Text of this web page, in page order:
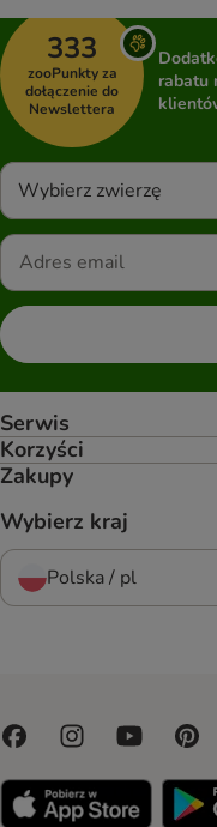
333
zooPunkty za
dołączenie do
Newslettera
rabatu
Wybierz zwierzę
Serwis
Korzyści
Zakupy
Wybierz kraj
Polska / pl